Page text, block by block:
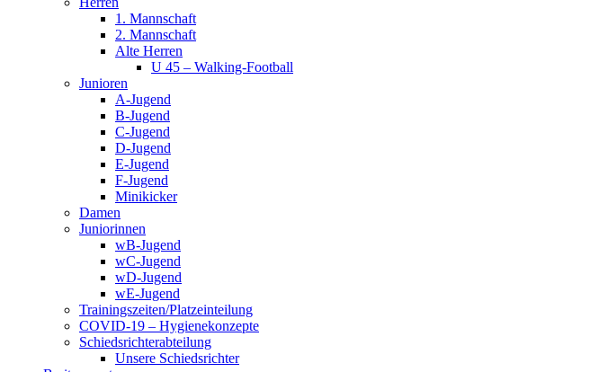
1. Mannschaft
2. Mannschaft
Alte Herren
U 45 – Walking-Football
Junioren
A-Jugend
B-Jugend
C-Jugend
D-Jugend
E-Jugend
F-Jugend
Minikicker
Damen
Juniorinnen
wB-Jugend
wC-Jugend
wD-Jugend
wE-Jugend
Trainingszeiten/Platzeinteilung
COVID-19 – Hygienekonzepte
Schiedsrichterabteilung
Unsere Schiedsrichter